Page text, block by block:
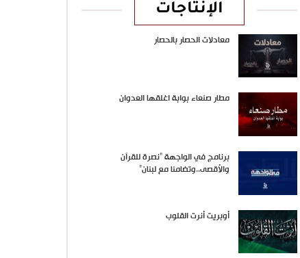
الإنتاجات
معادلات الحصار بالحصار
مطار صنعاء بوابة اغلقها العدوان
برنامج في الواجهة “نصرة للقرآن
والأقصى..وتضامنا مع لبنان”
أوبريت أنرت القلوب